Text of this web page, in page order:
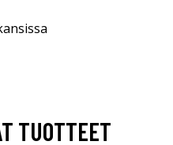
TUOTTEET